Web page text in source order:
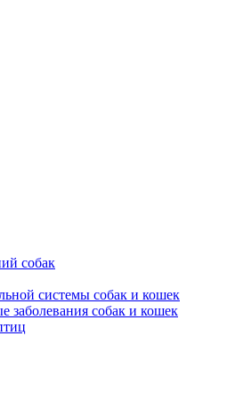
собак
системы собак и кошек
заболевания собак и кошек